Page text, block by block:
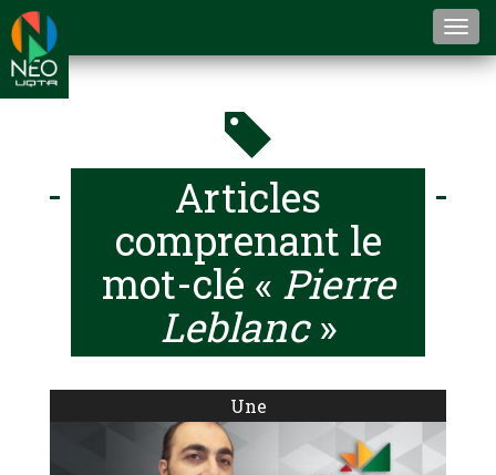
Articles
comprenant le
mot-clé « Pierre
Leblanc»
Une